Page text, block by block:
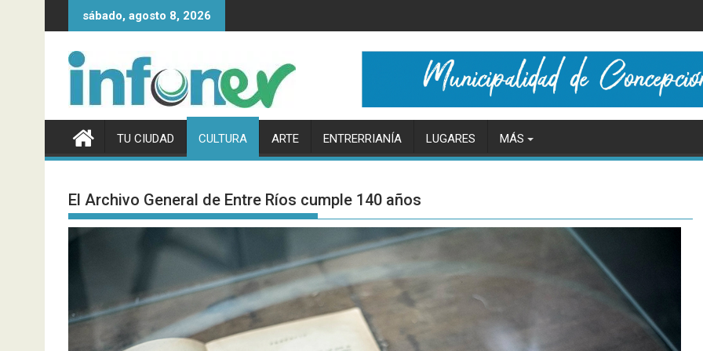
al
sábado, agosto 8, 2026
TU CIUDAD CULTURA ARTE ENTRERRIANÍA LUGARES MÁS
El Archivo General de Entre Ríos cumple 140 años